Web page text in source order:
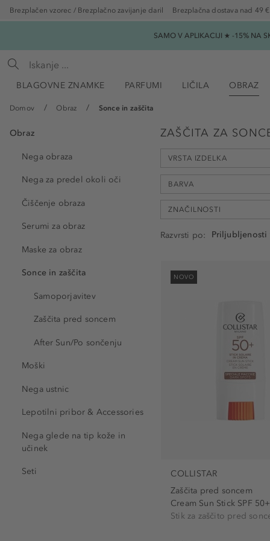
Brezplačen vzorec / Brezplačno zavijanje daril Brezplačna dostava nad 49 €
SAMO V APLIKACIJI ★ -15% NA
BLAGOVNE ZNAMKE PARFUMI LIČILA OBRAZ
Domov Obraz Sonce in zaščita
Obraz
Nega obraza
Nega za predel okoli oči
Čiščenje obraza
Serumi za obraz
Maske za obraz
Sonce in zaščita
Samoporjavitev
Zaščita pred soncem
After Sun/Po sončenju
Moški
Nega ustnic
Lepotilni pribor & Accessories
Nega glede na tip kože in
učinek
Seti
ZAŠČITA ZA
VRSTA IZDELKA
Fluid za zaščito pred
Nega po sončenju (3)
Obarvana krema (3)
Samoporjavitvena krema
Samoporjavitvene
Emulzija za nego obraza
Pena za zaščito pred
BARVA
ZNAČILNOSTI
dišeč (1)
hitro sušenje (2)
popravljanje (1)
pravilno (3)
Razvrsti po
NOVO
COLLISTAR
Zaščita pred soncem
Cream Sun Stick SPF 50+
Stik za zaščito pred